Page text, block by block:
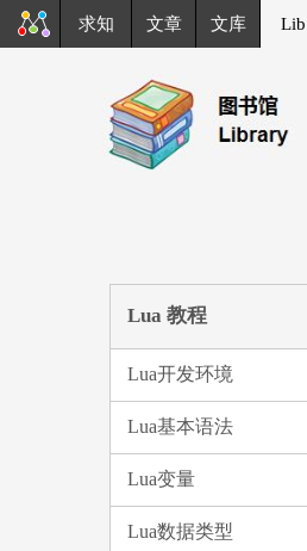
求知 文章 文库 Lib
Lua 教程
Lua开发环境
Lua基本语法
Lua变量
Lua数据类型